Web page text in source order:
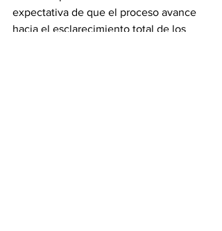
expectativa de que el proceso avance
hacia el esclarecimiento total de los